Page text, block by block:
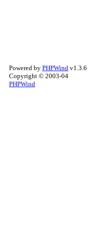
Powered by PHPWind v1.3.6
Copyright © 2003-04
PHPWind